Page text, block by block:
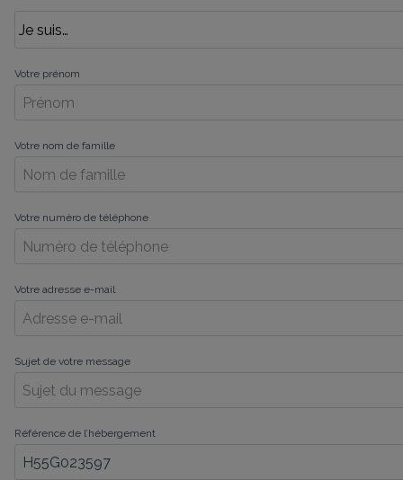
Votre prénom
Votre nom de famille
Votre numéro de téléphone
Votre adresse e-mail
Sujet de votre message
Référence de l’hébergement